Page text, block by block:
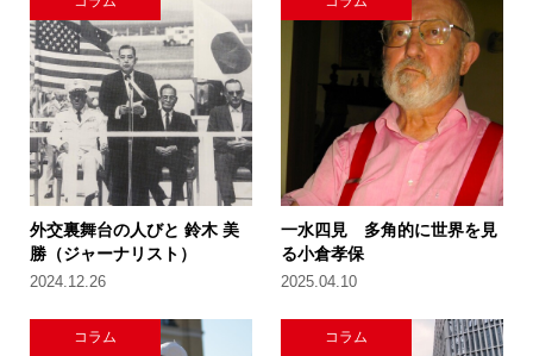
外交裏舞台の人びと 鈴木 美
勝（ジャーナリスト）
2024.12.26
一水四見 多角的に世界を見
る小倉孝保
2025.04.10
コラム コラム